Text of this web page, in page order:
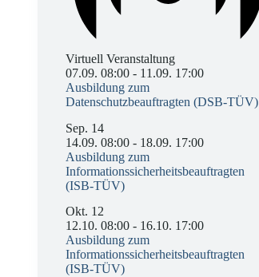
Virtuell Veranstaltung
07.09. 08:00 - 11.09. 17:00
Ausbildung zum
Datenschutzbeauftragten (DSB-TÜV)
Sep. 14
14.09. 08:00 - 18.09. 17:00
Ausbildung zum
Informationssicherheitsbeauftragten
(ISB-TÜV)
Okt. 12
12.10. 08:00 - 16.10. 17:00
Ausbildung zum
Informationssicherheitsbeauftragten
(ISB-TÜV)